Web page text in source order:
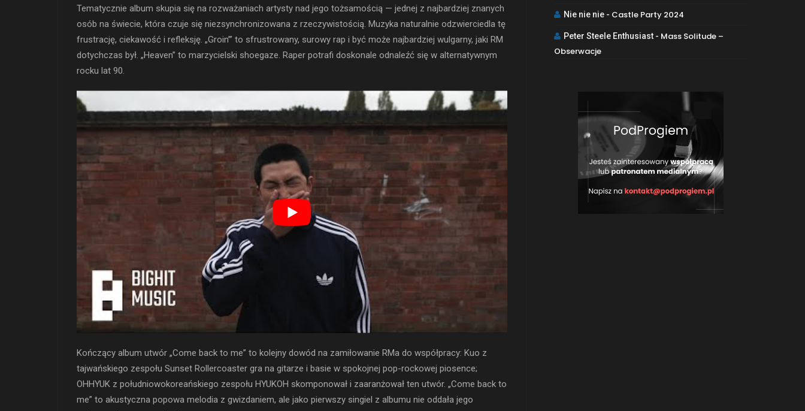
Tematycznie album skupia się na rozważaniach artysty nad jego tożsamością — jednej z najbardziej znanych
osób na świecie, która czuje się niezsynchronizowana z rzeczywistością. Muzyka naturalnie odzwierciedla tę
frustrację, ciekawość i refleksję. „Groin’” to sfrustrowany, surowy rap i być może najbardziej wulgarny, jaki RM
dotychczas był. „Heaven” to marzycielski shoegaze. Raper potrafi doskonale odnaleźć się w alternatywnym
rocku lat 90.
Kończący album utwór „Come back to me” to kolejny dowód na zamiłowanie RMa do współpracy: Kuo z
tajwańskiego zespołu Sunset Rollercoaster gra na gitarze i basie w spokojnej pop-rockowej piosence;
OHHYUK z południowokoreańskiego zespołu HYUKOH skomponował i zaaranżował ten utwór. „Come back to
me” to akustyczna popowa melodia z gwizdaniem, ale jako pierwszy singiel z albumu nie oddała jego
Nie nie nie - Castle Party 2024
Peter Steele Enthusiast - Mass Solitude –
Obserwacje